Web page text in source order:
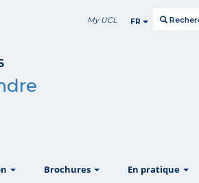
My UCL FR
Brochures En pratique